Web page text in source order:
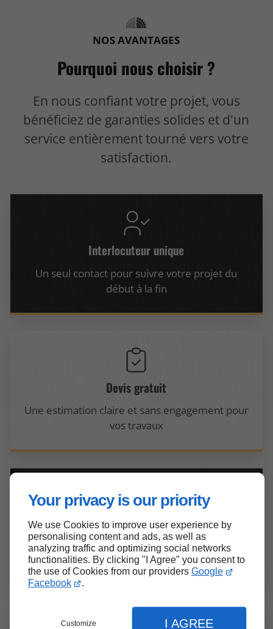
Your privacy is our priority
We use Cookies to improve user experience by
personalising content and ads, as well as
analyzing traffic and optimizing social networks
functionalities. By clicking "I Agree" you consent to
the use of Cookies from our providers Google
Facebook
.
Customize I AGREE
NOS AVANTAGES
Pourquoi nous choisir ?
En nous confiant votre projet, vous
bénéficiez de garanties solides et d'un
service entièrement tourné vers votre
satisfaction.
Interlocuteur unique
Un seul contact pour suivre votre projet du
début à la fin
Devis gratuit
Une estimation claire et sans engagement pour
vos travaux
Réactivité
Une assistance téléphonique et une
intervention rapides en toute circonstance